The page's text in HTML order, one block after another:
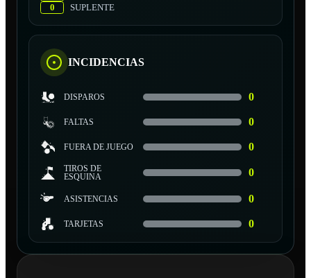
0
SUPLENTE
INCIDENCIAS
DISPAROS 0
FALTAS 0
FUERA DE JUEGO 0
TIROS DE
ESQUINA
0
ASISTENCIAS 0
TARJETAS 0